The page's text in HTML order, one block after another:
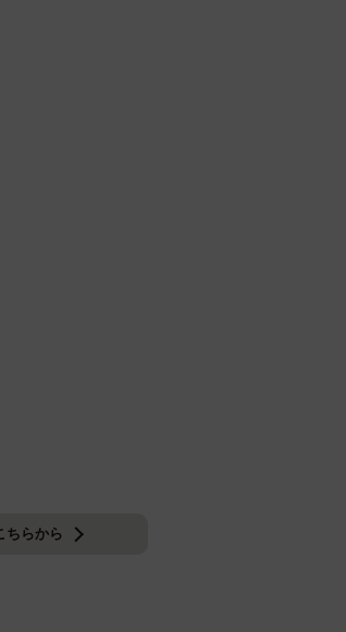
ちらから